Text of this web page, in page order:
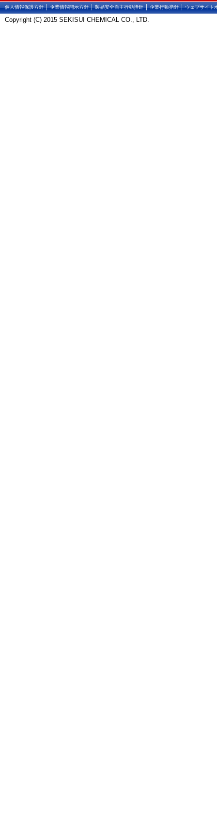
個人情報保護方針｜企業情報開示方針｜製品安全自主行動指針｜企業行動指針｜ウェブサイト
Copyright (C) 2015 SEKISUI CHEMICAL CO., LTD.